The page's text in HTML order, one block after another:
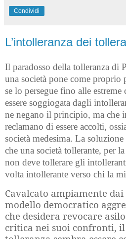
Condividi
L’intolleranza dei
Il paradosso della tolleranza di
una società pone come proprio
se lo persegue fino alle estreme
essere soggiogata dagli
ne negano il principio, ma che
reclamano di essere accolti,
società medesima. La
che una società tollerante, per
non deve tollerare gli
volta intollerante verso chi la
Cavalcato ampiamente
modello democratico
che desidera revocare
critica nei suoi confronti, il